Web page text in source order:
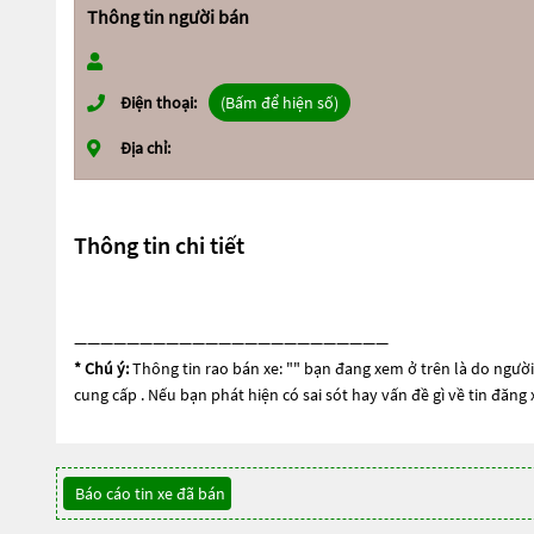
Thông tin người bán
Điện thoại: (Bấm để hiện số)
Địa chỉ:
Thông tin chi tiết
————————————————————————
* Chú ý:Thông tin rao bán xe: "" bạn đang xem ở trên là do
cung cấp . Nếu bạn phát hiện có sai sót hay vấn đề gì về tin
Báo cáo tin xe đã bán